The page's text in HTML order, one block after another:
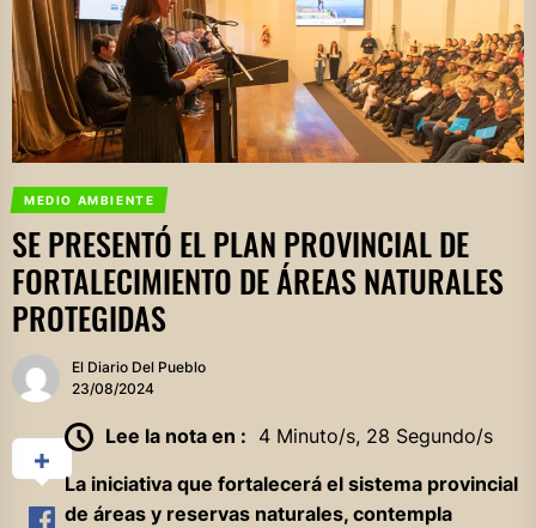
MEDIO AMBIENTE
SE PRESENTÓ EL PLAN PROVINCIAL DE
FORTALECIMIENTO DE ÁREAS NATURALES
PROTEGIDAS
El Diario Del Pueblo
23/08/2024
Lee la nota en : 4 Minuto/s, 28 Segundo/s
La iniciativa que fortalecerá el sistema provincial
de áreas y reservas naturales, contempla